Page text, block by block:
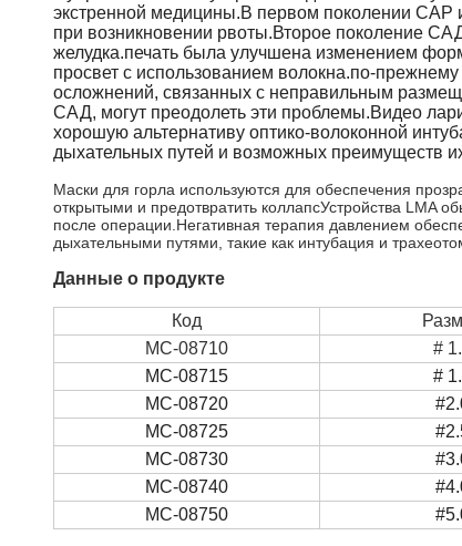
экстренной медицины.В первом поколении САР
при возникновении рвоты.Второе поколение
желудка.печать была улучшена изменением
просвет с использованием волокна.по-
осложнений, связанных с неправильным
САД, могут преодолеть эти проблемы.Видео
хорошую альтернативу оптико-волоконной
дыхательных путей и возможных преимуществ
Маски для горла используются для обеспечения
открытыми и предотвратить коллапсУстройства LMA
после операции.Негативная терапия давлением
дыхательными путями, такие как интубация и
Данные о продукте
Код
MC-08710
#
MC-08715
#
MC-08720
MC-08725
MC-08730
MC-08740
MC-08750